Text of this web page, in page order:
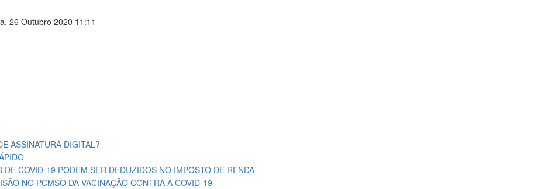
26 Outubro 2020 11:11
ASSINATURA DIGITAL?
COVID-19 PODEM SER DEDUZIDOS NO IMPOSTO DE RENDA
NO PCMSO DA VACINAÇÃO CONTRA A COVID-19